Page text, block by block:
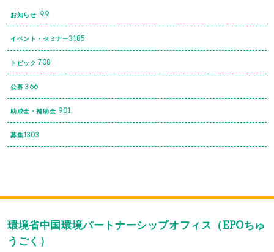
お知らせ 99
イベント・セミナー3185
トピック 708
公募 366
助成金・補助金 901
募集1303
環境省中国環境パートナーシップオフィス（EPOちゅ
うごく）